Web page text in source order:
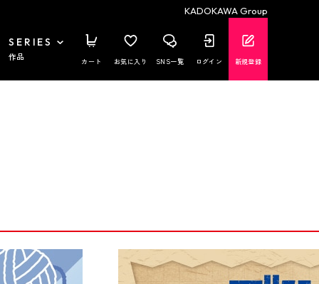
KADOKAWA Group
SERIES
作品 カート お気に入り SNS一覧 ログイン 新規登録